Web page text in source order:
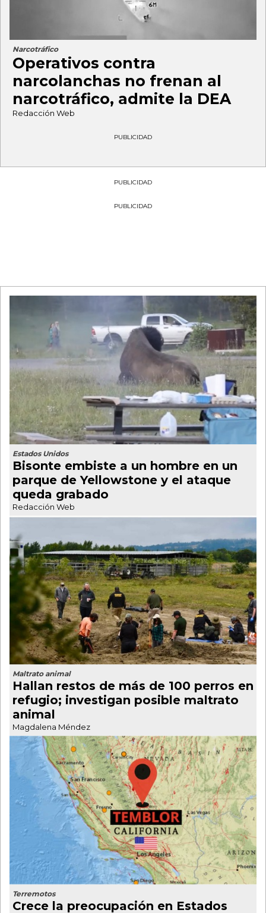
Narcotráfico
Operativos contra
narcolanchas no frenan al
narcotráfico, admite la DEA
Redacción Web
PUBLICIDAD
PUBLICIDAD
PUBLICIDAD
Estados Unidos
Bisonte embiste a un hombre en un
parque de Yellowstone y el ataque
queda grabado
Redacción Web
Maltrato animal
Hallan restos de más de 100 perros en
refugio; investigan posible maltrato
animal
Magdalena Méndez
Terremotos
Crece la preocupación en Estados